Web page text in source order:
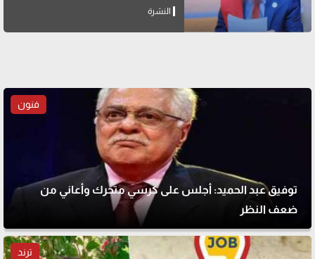
النشرة
فنون
توفيق عبد الحميد: أجلس على كرسي متحرك وأعاني من
ضعف النظر
ترند